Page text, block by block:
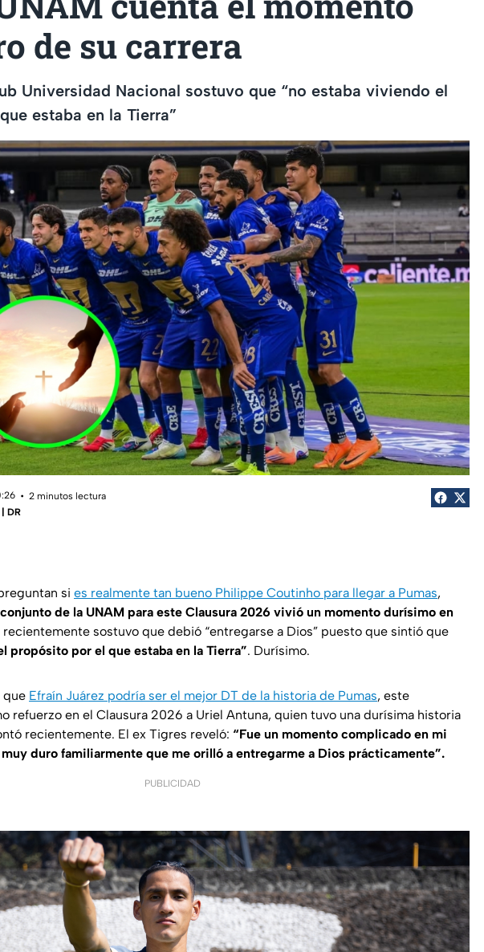
de su carrera
Universidad Nacional sostuvo que “no estaba viviendo el
estaba en la Tierra”
2 minutos lectura
DR
si es realmente tan bueno Philippe Coutinho para llegar a Pumas,
de la UNAM para este Clausura 2026 vivió un momento durísimo en
recientemente sostuvo que debió “entregarse a Dios” puesto que sintió que
propósito por el que estaba en la Tierra”. Durísimo.
que Efraín Juárez podría ser el mejor DT de la historia de Pumas, este
refuerzo en el Clausura 2026 a Uriel Antuna, quien tuvo una durísima historia
recientemente. El ex Tigres reveló: “Fue un momento complicado en mi
duro familiarmente que me orilló a entregarme a Dios prácticamente”.
PUBLICIDAD